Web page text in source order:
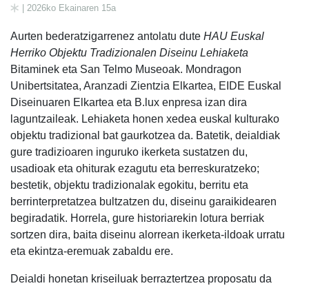
| 2026ko Ekainaren 15a
Aurten bederatzigarrenez antolatu dute HAU Euskal
Herriko Objektu Tradizionalen Diseinu Lehiaketa
Bitaminek eta San Telmo Museoak. Mondragon
Unibertsitatea, Aranzadi Zientzia Elkartea, EIDE Euskal
Diseinuaren Elkartea eta B.lux enpresa izan dira
laguntzaileak. Lehiaketa honen xedea euskal kulturako
objektu tradizional bat gaurkotzea da. Batetik, deialdiak
gure tradizioaren inguruko ikerketa sustatzen du,
usadioak eta ohiturak ezagutu eta berreskuratzeko;
bestetik, objektu tradizionalak egokitu, berritu eta
berrinterpretatzea bultzatzen du, diseinu garaikidearen
begiradatik. Horrela, gure historiarekin lotura berriak
sortzen dira, baita diseinu alorrean ikerketa-ildoak urratu
eta ekintza-eremuak zabaldu ere.
Deialdi honetan kriseiluak berraztertzea proposatu da